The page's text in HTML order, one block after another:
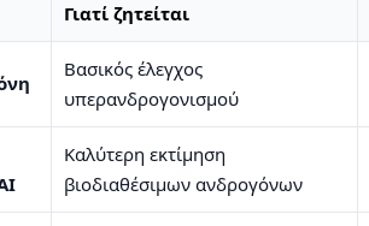
Γιατί ζητείται
Βασικός έλεγχος
υπερανδρογονισμού
Καλύτερη εκτίμηση
βιοδιαθέσιμων ανδρογόνων